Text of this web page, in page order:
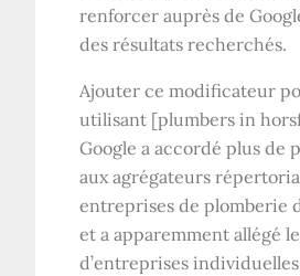
renforcer auprès de
des résultats recherchés.
Ajouter ce modificateur
utilisant [plumbers in
Google a accordé plus de
aux agrégateurs
entreprises de plomberie
et a apparemment allégé
d’entreprises